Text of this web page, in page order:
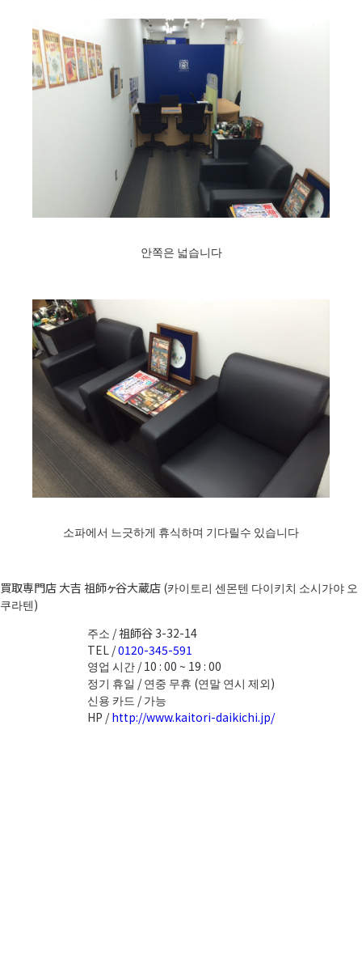
안쪽은 넓습니다
소파에서 느긋하게 휴식하며 기다릴수 있습니다
買取専門店 大吉 祖師ヶ谷大蔵店 (카이토리 센몬텐 다이키치 소시가야 오
쿠라텐)
주소 / 祖師谷 3-32-14
TEL /0120-345-591
영업 시간 / 10 : 00 ~ 19 : 00
정기 휴일 / 연중 무휴 (연말 연시 제외)
신용 카드 / 가능
HP /http://www.kaitori-daikichi.jp/